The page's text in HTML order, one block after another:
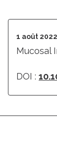
1 août 2022
Mucosal
DOI :